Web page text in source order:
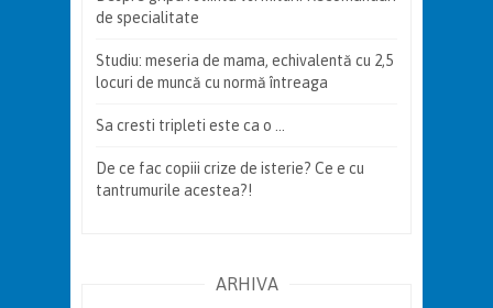
de specialitate
Studiu: meseria de mama, echivalentă cu 2,5
locuri de muncă cu normă întreaga
Sa cresti tripleti este ca o …
De ce fac copiii crize de isterie? Ce e cu
tantrumurile acestea?!
ARHIVA